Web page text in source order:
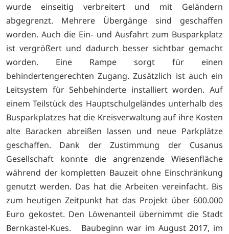
wurde einseitig verbreitert und mit Geländern
abgegrenzt. Mehrere Übergänge sind geschaffen
worden. Auch die Ein- und Ausfahrt zum Busparkplatz
ist vergrößert und dadurch besser sichtbar gemacht
worden. Eine Rampe sorgt für einen
behindertengerechten Zugang. Zusätzlich ist auch ein
Leitsystem für Sehbehinderte installiert worden. Auf
einem Teilstück des Hauptschulgeländes unterhalb des
Busparkplatzes hat die Kreisverwaltung auf ihre Kosten
alte Baracken abreißen lassen und neue Parkplätze
geschaffen. Dank der Zustimmung der Cusanus
Gesellschaft konnte die angrenzende Wiesenfläche
während der kompletten Bauzeit ohne Einschränkung
genutzt werden. Das hat die Arbeiten vereinfacht. Bis
zum heutigen Zeitpunkt hat das Projekt über 600.000
Euro gekostet. Den Löwenanteil übernimmt die Stadt
Bernkastel-Kues. Baubeginn war im August 2017, im